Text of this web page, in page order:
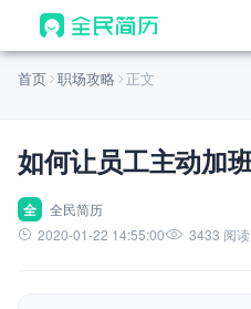
首页
AI 生成简历
AI 优化简历
AI 翻译简历
首页 职场攻略 正文
如何让员工主动加
全
全民简历
2020-01-22 14:55:00
3433 阅读